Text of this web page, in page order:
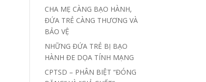
CHA MẸ CÀNG BẠO HÀNH,
ĐỨA TRẺ CÀNG THƯƠNG VÀ
BẢO VỆ
NHỮNG ĐỨA TRẺ BỊ BẠO
HÀNH ĐE DỌA TÍNH MẠNG
CPTSD – PHÂN BIỆT “ĐÓNG